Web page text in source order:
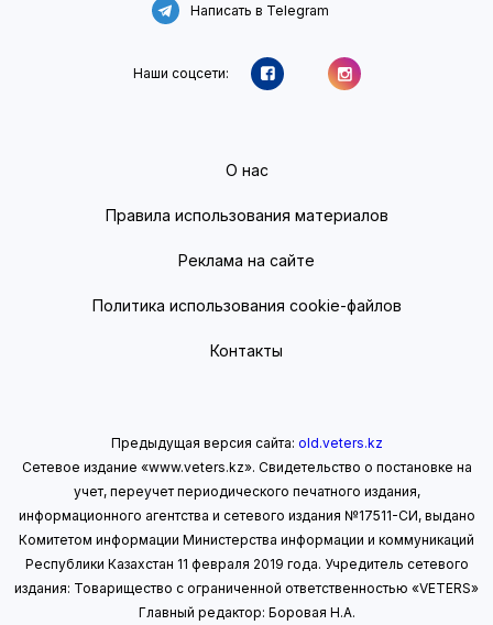
Написать в Telegram
Наши соцсети:
О нас
Правила использования материалов
Реклама на сайте
Политика использования cookie-файлов
Контакты
Предыдущая версия сайта: old.veters.kz
Сетевое издание «www.veters.kz». Свидетельство о постановке на
учет, переучет периодического печатного издания,
информационного агентства и сетевого издания №17511-СИ, выдано
Комитетом информации Министерства информации и коммуникаций
Республики Казахстан 11 февраля 2019 года. Учредитель сетевого
издания: Товарищество с ограниченной ответственностью «VETERS»
Главный редактор: Боровая Н.А.